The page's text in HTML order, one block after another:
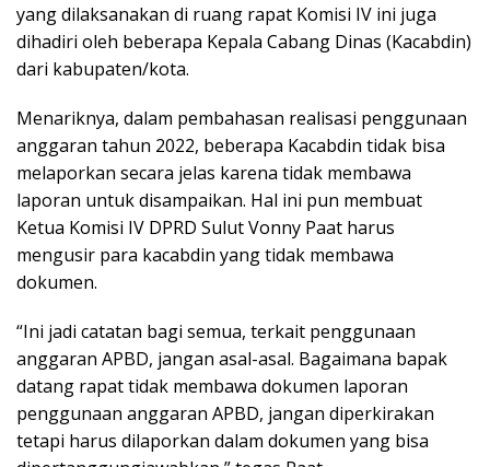
yang dilaksanakan di ruang rapat Komisi IV ini juga
dihadiri oleh beberapa Kepala Cabang Dinas (Kacabdin)
dari kabupaten/kota.
Menariknya, dalam pembahasan realisasi penggunaan
anggaran tahun 2022, beberapa Kacabdin tidak bisa
melaporkan secara jelas karena tidak membawa
laporan untuk disampaikan. Hal ini pun membuat
Ketua Komisi IV DPRD Sulut Vonny Paat harus
mengusir para kacabdin yang tidak membawa
dokumen.
“Ini jadi catatan bagi semua, terkait penggunaan
anggaran APBD, jangan asal-asal. Bagaimana bapak
datang rapat tidak membawa dokumen laporan
penggunaan anggaran APBD, jangan diperkirakan
tetapi harus dilaporkan dalam dokumen yang bisa